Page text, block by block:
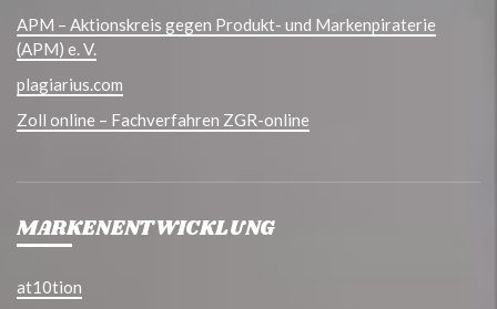
APM – Aktionskreis gegen Produkt- und Markenpiraterie
(APM) e. V.
plagiarius.com
Zoll online – Fachverfahren ZGR-online
MARKENENTWICKLUNG
at10tion